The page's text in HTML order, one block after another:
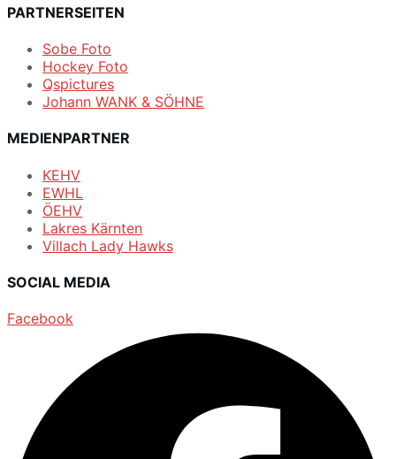
PARTNERSEITEN
Sobe Foto
Hockey Foto
Qspictures
Johann WANK & SÖHNE
MEDIENPARTNER
KEHV
EWHL
ÖEHV
Lakres Kärnten
Villach Lady Hawks
SOCIAL MEDIA
Facebook